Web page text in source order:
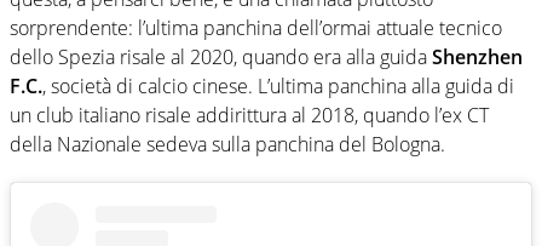
sorprendente: l’ultima panchina dell’ormai attuale tecnico
dello Spezia risale al 2020, quando era alla guidaShenzhen
F.C., società di calcio cinese. L’ultima panchina alla guida di
un club italiano risale addirittura al 2018, quando l’ex CT
della Nazionale sedeva sulla panchina del Bologna.